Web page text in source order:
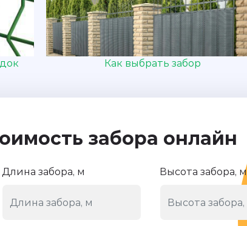
Как выбрать забор
забора онлайн
Длина забора, м Высота забора, м